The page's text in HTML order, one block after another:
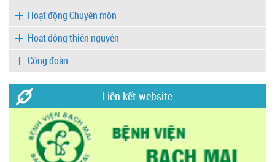
Hoạt động Chuyên môn
Hoạt động thiện nguyện
Công đoàn
Liên kết website